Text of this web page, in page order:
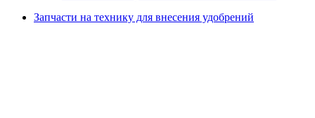
Запчасти на технику для внесения удобрений